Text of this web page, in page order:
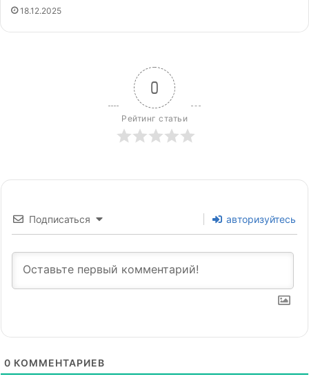
18.12.2025
0
Рейтинг статьи
Подписаться авторизуйтесь
0 КОММЕНТАРИЕВ